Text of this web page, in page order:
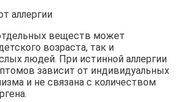
веществ может
возраста, так и
людей. При истинной аллергии
зависит от индивидуальных
и не связана с количеством